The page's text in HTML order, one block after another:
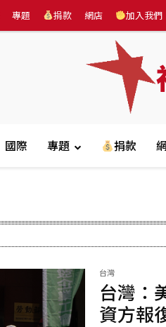
專題 捐款 網店 加入我們
國際 專題 捐款
台灣
台灣：
資方報